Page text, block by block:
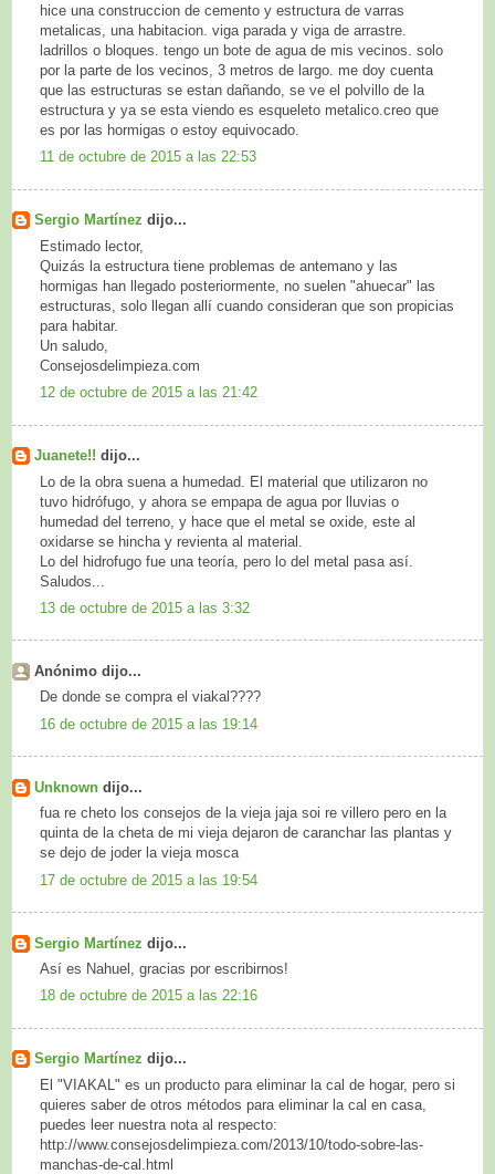
hice una construccion de cemento y estructura de varras
metalicas, una habitacion. viga parada y viga de arrastre.
ladrillos o bloques. tengo un bote de agua de mis vecinos. solo
por la parte de los vecinos, 3 metros de largo. me doy cuenta
que las estructuras se estan dañando, se ve el polvillo de la
estructura y ya se esta viendo es esqueleto metalico.creo que
es por las hormigas o estoy equivocado.
11 de octubre de 2015 a las 22:53
Sergio Martínez dijo...
Estimado lector,
Quizás la estructura tiene problemas de antemano y las
hormigas han llegado posteriormente, no suelen "ahuecar" las
estructuras, solo llegan allí cuando consideran que son propicias
para habitar.
Un saludo,
Consejosdelimpieza.com
12 de octubre de 2015 a las 21:42
Juanete!! dijo...
Lo de la obra suena a humedad. El material que utilizaron no
tuvo hidrófugo, y ahora se empapa de agua por lluvias o
humedad del terreno, y hace que el metal se oxide, este al
oxidarse se hincha y revienta al material.
Lo del hidrofugo fue una teoría, pero lo del metal pasa así.
Saludos...
13 de octubre de 2015 a las 3:32
Anónimo dijo...
De donde se compra el viakal????
16 de octubre de 2015 a las 19:14
Unknown dijo...
fua re cheto los consejos de la vieja jaja soi re villero pero en la
quinta de la cheta de mi vieja dejaron de caranchar las plantas y
se dejo de joder la vieja mosca
17 de octubre de 2015 a las 19:54
Sergio Martínez dijo...
Así es Nahuel, gracias por escribirnos!
18 de octubre de 2015 a las 22:16
Sergio Martínez dijo...
El "VIAKAL" es un producto para eliminar la cal de hogar, pero si
quieres saber de otros métodos para eliminar la cal en casa,
puedes leer nuestra nota al respecto:
http://www.consejosdelimpieza.com/2013/10/todo-sobre-las-
manchas-de-cal.html